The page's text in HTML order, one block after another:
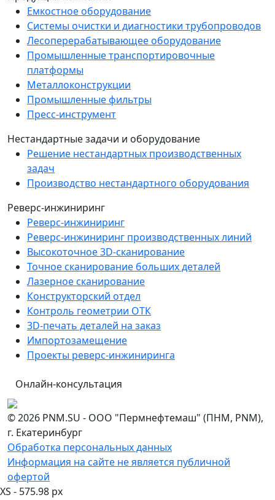
Емкостное оборудование
Системы очистки и диагностики трубопроводов
Лесоперерабатывающее оборудование
Промышленные транспортировочные
платформы
Металлоконструкции
Промышленные фильтры
Пресс-инструмент
Нестандартные задачи и оборудование
Решение нестандартных производственных
задач
Производство нестандартного оборудования
Реверс-инжиниринг
Реверс-инжиниринг
Реверс-инжиниринг производственных линий
Высокоточное 3D-сканирование
Точное сканирование больших деталей
Лазерное сканирование
Конструкторский отдел
Контроль геометрии ОТК
3D-печать деталей на заказ
Импортозамещение
Проекты реверс-инжиниринга
© 2026 PNM.SU - ООО "Пермнефтемаш" (ПНМ, PNM),
г. Екатеринбург
Обработка персональных данных
Информация на сайте не является публичной
офертой
Онлайн-консультация
XS - 575.98 px